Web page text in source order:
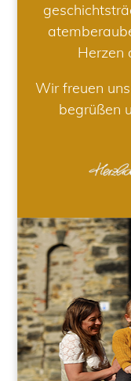
Herzen
Wir freuen
begrüßen